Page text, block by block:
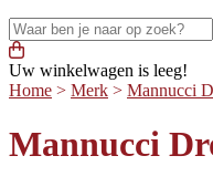
Uw winkelwagen is leeg!
Home > Merk > Mannucci
Mannucci